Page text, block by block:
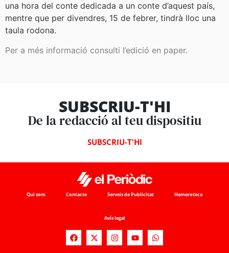
una hora del conte dedicada a un conte d’aquest país,
mentre que per divendres, 15 de febrer, tindrà lloc una
taula rodona.
Per a més informació consulti l’edició en paper.
SUBSCRIU-T'HI
De la redacció al teu dispositiu
SUBSCRIU-T'HI
Qui som Contacte Serveis de Publicitat Hemeroteca
Avís legal